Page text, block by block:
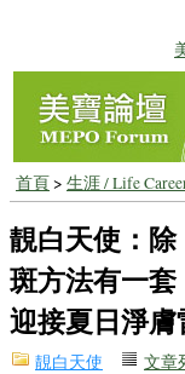
首頁> 生涯 / Life
靚白天使：除
斑方法有一套
迎接夏日淨
靚白天使 文章